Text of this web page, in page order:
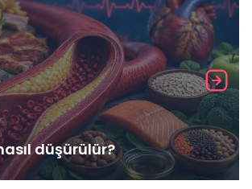
düşürülür?